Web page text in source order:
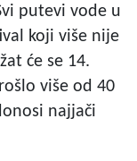
putevi vode u
koji više nije
će se 14.
više od 40
najjači